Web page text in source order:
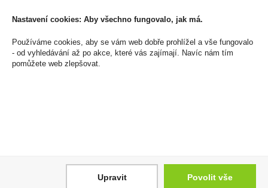
Newsletter
Zde se můžete registrovat k odběru novinek a
neunikne Vám žádná akční nabídka a sleva!
Kamenné prodejny a výdejní
Nastavení cookies: Aby všechno fungovalo, jak má.
Používáme cookies, aby se vám web dobře prohlížel a vše fungovalo
- od vyhledávání až po akce, které vás zajímají. Navíc nám tím
pomůžete web zlepšovat.
Upravit Povolit vše